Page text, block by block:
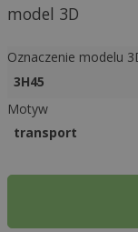
model 3D
Oznaczenie modelu
3H45
Motyw
transport